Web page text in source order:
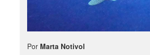
Por Marta Notivol